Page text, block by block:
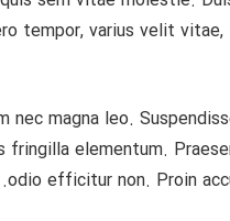
tempor, varius velit
magna leo.
elementum.
odio efficitur non. Proin